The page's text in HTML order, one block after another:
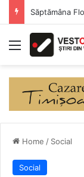
Săptămâna
Menu
Home / Social
Social